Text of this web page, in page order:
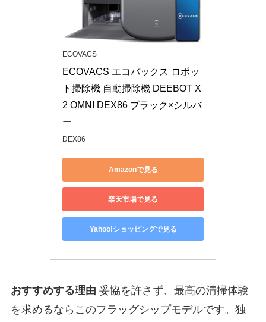
ECOVACS
ECOVACS エコバックス ロボッ
ト掃除機 自動掃除機 DEEBOT X
2 OMNI DEX86 ブラック×シルバ
ー
DEX86
Amazonで見る
楽天市場で見る
Yahoo!ショッピングで見る
おすすめする理由 妥協を許さず、最高の清掃体験
を求めるならこのフラッグシップモデルです。独